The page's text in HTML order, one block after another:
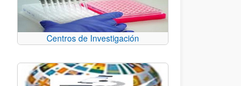
Centros de Investigación